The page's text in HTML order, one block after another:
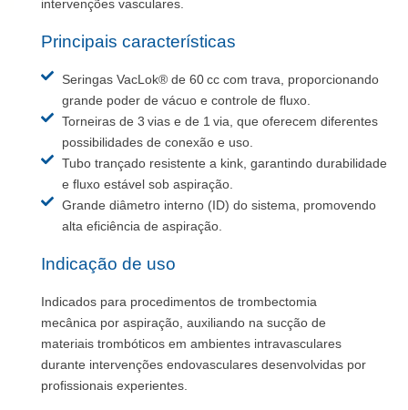
intervenções vasculares.
Principais características
Seringas VacLok® de 60 cc com trava, proporcionando
grande poder de vácuo e controle de fluxo.
Torneiras de 3 vias e de 1 via, que oferecem diferentes
possibilidades de conexão e uso.
Tubo trançado resistente a kink, garantindo durabilidade
e fluxo estável sob aspiração.
Grande diâmetro interno (ID) do sistema, promovendo
alta eficiência de aspiração.
Indicação de uso
Indicados para procedimentos de trombectomia
mecânica por aspiração, auxiliando na sucção de
materiais trombóticos em ambientes intravasculares
durante intervenções endovasculares desenvolvidas por
profissionais experientes.